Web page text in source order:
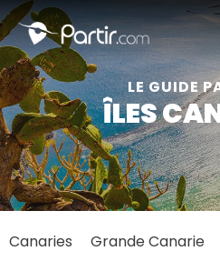
LE GUIDE
ÎLES
Canaries Grande Canarie
📍 Destinations populaires
☀️ Où partir par mois